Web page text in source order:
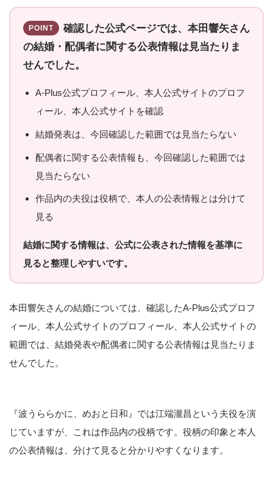
POINT
確認した公式ページでは、本田響矢さん
の結婚・配偶者に関する公表情報は見当たりま
せんでした。
A-Plus公式プロフィール、本人公式サイトのプロフ
ィール、本人公式サイトを確認
結婚発表は、今回確認した範囲では見当たらない
配偶者に関する公表情報も、今回確認した範囲では
見当たらない
作品内の夫役は役柄で、本人の公表情報とは分けて
見る
結婚に関する情報は、公式に公表された情報を基準に
見ると整理しやすいです。
本田響矢さんの結婚については、確認したA-Plus公式プロフ
ィール、本人公式サイトのプロフィール、本人公式サイトの
範囲では、結婚発表や配偶者に関する公表情報は見当たりま
せんでした。
『波うららかに、めおと日和』では江端瀧昌という夫役を演
じていますが、これは作品内の役柄です。役柄の印象と本人
の公表情報は、分けて見ると分かりやすくなります。